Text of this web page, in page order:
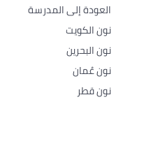
العودة إلى المدرسة
نون الكويت
نون البحرين
نون عُمان
نون قطر